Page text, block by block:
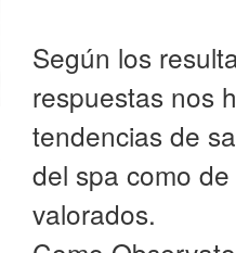
Según los
respuestas nos
tendencias de
del spa como
valorados.